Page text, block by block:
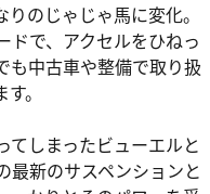
のじゃじゃ馬に変化。
ドで、アクセルをひねっ
も中古車や整備で取り扱
。
てしまったビューエルと
最新のサスペンションと